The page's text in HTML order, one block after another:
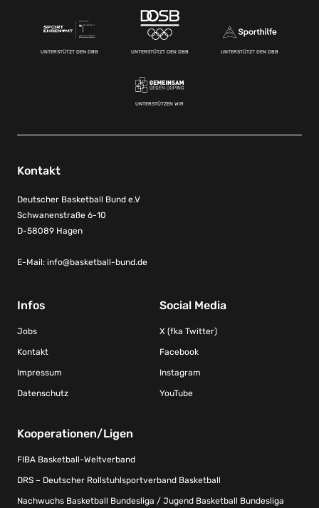
UNTERSTÜTZT DEN DBB UNTERSTÜTZT DEN DBB UNTERSTÜTZT DEN DBB
UNTERSTÜTZEN WIR
Kontakt
Deutscher Basketball Bund e.V
Schwanenstraße 6-10
D-58089 Hagen
E-Mail: info@basketball-bund.de
Infos
Jobs
Kontakt
Impressum
Datenschutz
Social Media
X (fka Twitter)
Facebook
Instagram
YouTube
Kooperationen/Ligen
FIBA Basketball-Weltverband
DRS – Deutscher Rollstuhlsportverband Basketball
Nachwuchs Basketball Bundesliga / Jugend Basketball Bundesliga